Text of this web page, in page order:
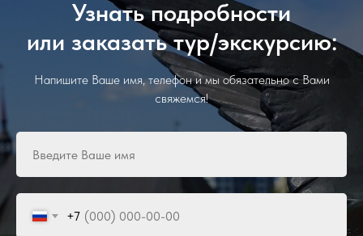
Узнать подробности
или заказать тур/экскурсию:
Напишите Ваше имя, телефон и мы обязательно с Вами
свяжемся!
+7